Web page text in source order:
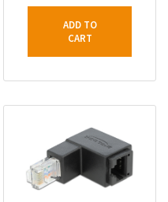
ADD TO
CART